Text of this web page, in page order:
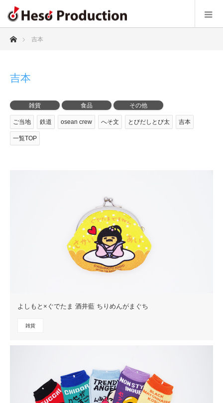
ホーム吉本
吉本
雑貨 食品 その他
ご当地 鉄道 osean crew へそ文 とびだしとび太 吉本
一覧TOP
よしもと×ぐでたま 酒井藍 ちりめんがまぐち
雑貨